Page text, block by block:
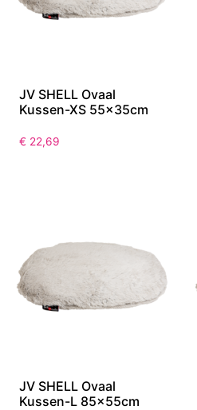
JV SHELL Ovaal
Kussen-XS 55x35cm
€ 22,69
JV SHELL Ovaal
Kussen-L 85x55cm